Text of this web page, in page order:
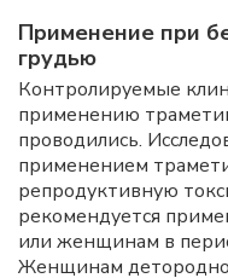
Применение при
грудью
Контролируемые
применению
проводились.
применением
репродуктивную
рекомендуется
или женщинам в
Женщинам